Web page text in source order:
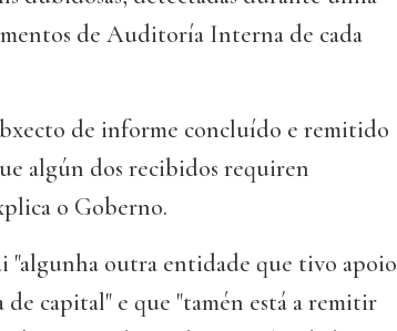
de Auditoría Interna de cada
de informe concluído e remitido
algún dos recibidos requiren
o Goberno.
"algunha outra entidade que tivo apoio
capital" e que "tamén está a remitir